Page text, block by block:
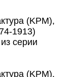
(KPM),
1913)
серии
(KPM),